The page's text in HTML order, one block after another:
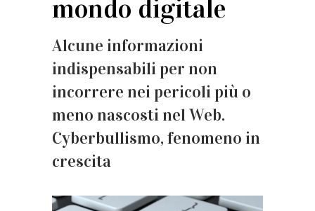
mondo digitale
Alcune informazioni
indispensabili per non
incorrere nei pericoli più o
meno nascosti nel Web.
Cyberbullismo, fenomeno in
crescita